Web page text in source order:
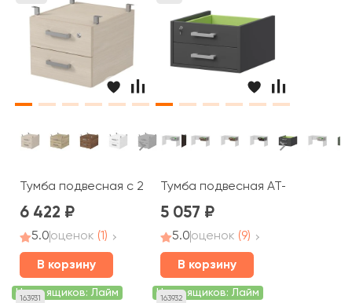
Тумба подвесная с 2-мя ящиками с замком
6 422
5.0оценок (1)
В корзину
Тумба подвесная АТ-02 Арго
5 057
5.0оценок (9)
В корзину
163931
Цвет ящиков: Лайм 163932
Цвет ящиков: Лайм